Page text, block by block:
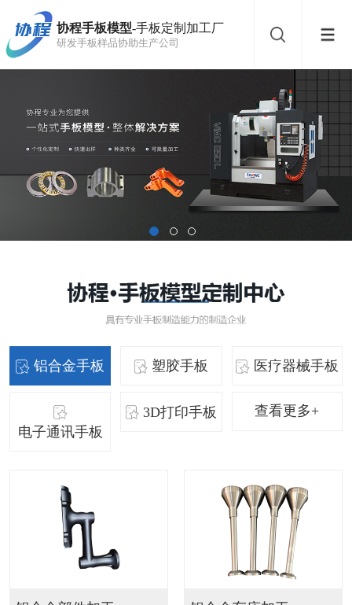
协程手板模型-手板定制加工厂
研发手板样品协助生产公司
铝合金手板 塑胶手板 医疗器械手板
电子通讯手板
3D打印手板 查看更多+